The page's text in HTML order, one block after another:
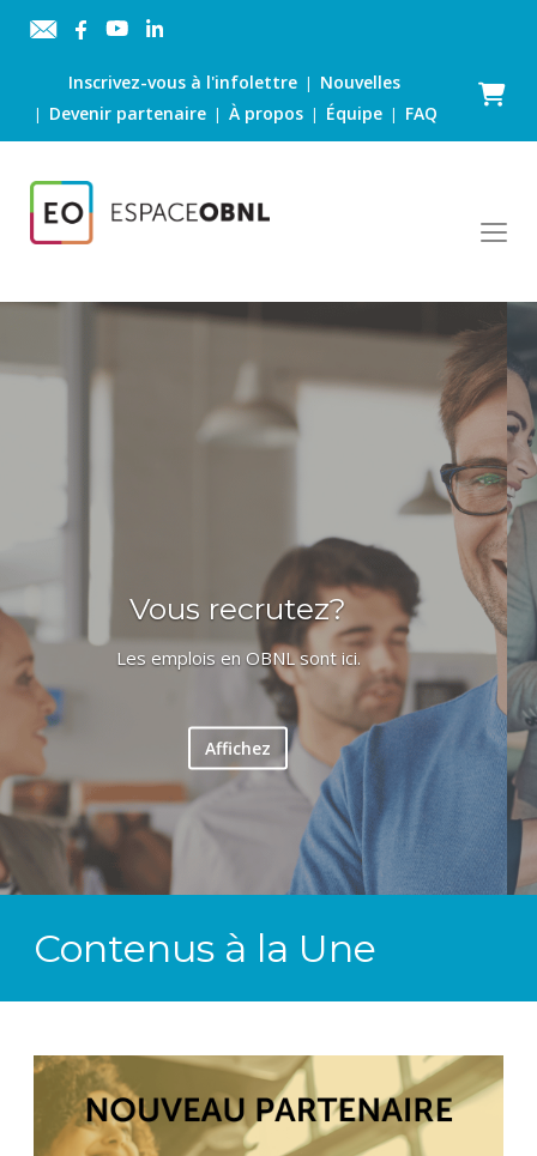
Inscrivez-vous à l'infolettre| Nouvelles
| Devenir partenaire |À propos | Équipe | FAQ
Panier
Bottin
Des ressources spécialisées pour les OBNL, peu importe
vos enjeux
Trouvez
Contenus à la Une